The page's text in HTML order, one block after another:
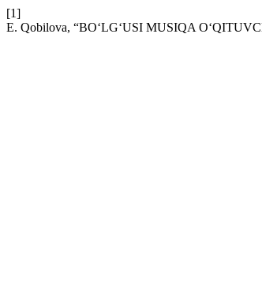
[1]
E. Qobilova, “BO‘LG‘USI MUSIQA